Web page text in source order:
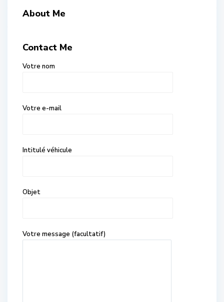
About Me
Contact Me
Votre nom
Votre e-mail
Intitulé véhicule
Objet
Votre message (facultatif)